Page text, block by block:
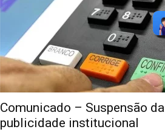
Comunicado – Suspensão da
publicidade institucional